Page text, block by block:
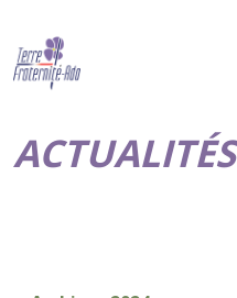
ACTUALITÉS